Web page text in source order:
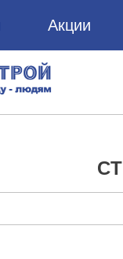
Акции